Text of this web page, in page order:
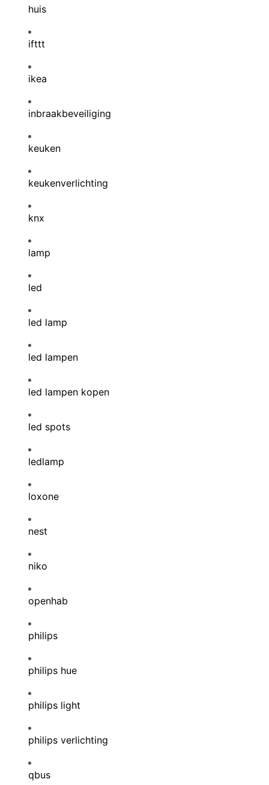
huis
ifttt
ikea
inbraakbeveiliging
keuken
keukenverlichting
knx
lamp
led
led lamp
led lampen
led lampen kopen
led spots
ledlamp
loxone
nest
niko
openhab
philips
philips hue
philips light
philips verlichting
qbus